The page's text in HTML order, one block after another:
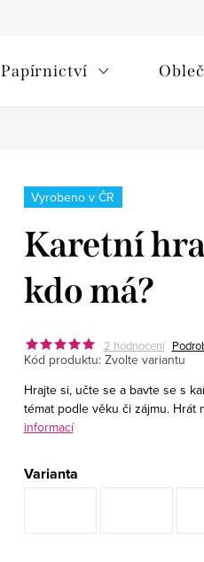
Papírnictví
Vyrobeno v ČR
Karetní
kdo má?
2 hodnocení
Kód produktu: Zvolte variantu
Hrajte si, učte se a bavte se s
témat podle věku či zájmu. Hrát
informací
Varianta